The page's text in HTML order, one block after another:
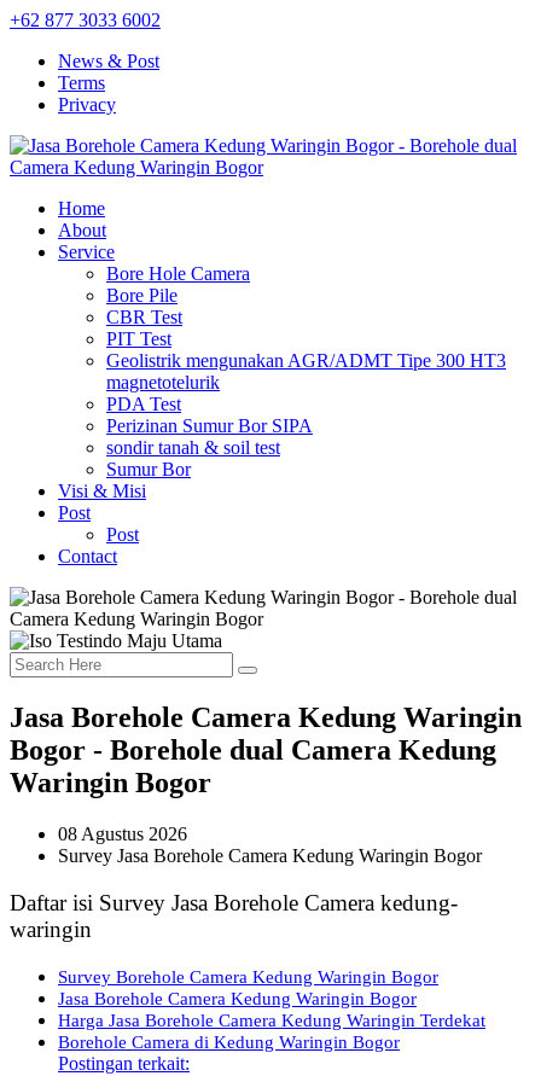
+62 877 3033 6002
News & Post
Terms
Privacy
Home
About
Service
Bore Hole Camera
Bore Pile
CBR Test
PIT Test
Geolistrik mengunakan AGR/ADMT Tipe 300 HT3
magnetotelurik
PDA Test
Perizinan Sumur Bor SIPA
sondir tanah & soil test
Sumur Bor
Visi & Misi
Post
Post
Contact
Jasa Borehole Camera Kedung Waringin
Bogor - Borehole dual Camera Kedung
Waringin Bogor
08 Agustus 2026
Survey Jasa Borehole Camera Kedung Waringin Bogor
Daftar isi Survey Jasa Borehole Camera kedung-
waringin
Survey Borehole Camera Kedung Waringin Bogor
Jasa Borehole Camera Kedung Waringin Bogor
Harga Jasa Borehole Camera Kedung Waringin Terdekat
Borehole Camera di Kedung Waringin Bogor
Postingan terkait: